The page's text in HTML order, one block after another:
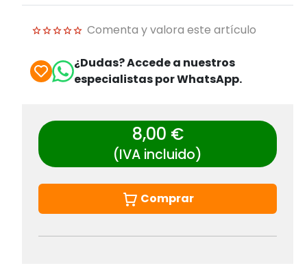
Comenta y valora este artículo
¿Dudas? Accede a nuestros
especialistas por WhatsApp.
8,00 €
(IVA incluido)
Comprar